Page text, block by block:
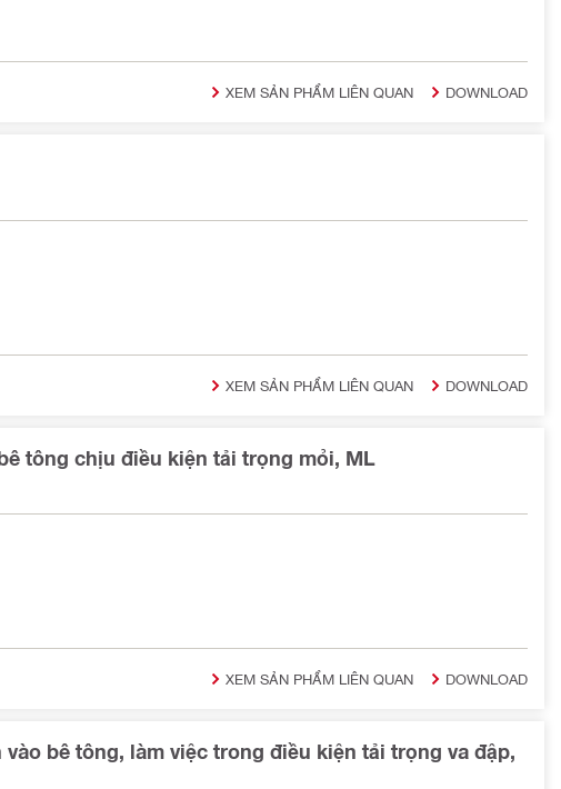
XEM SẢN PHẨM LIÊN QUAN DOWNLOAD
XEM SẢN PHẨM LIÊN QUAN DOWNLOAD
tông chịu điều kiện tải trọng mỏi, ML
XEM SẢN PHẨM LIÊN QUAN DOWNLOAD
bê tông, làm việc trong điều kiện tải trọng va đập,